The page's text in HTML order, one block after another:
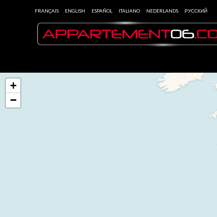
FRANÇAIS ENGLISH ESPAÑOL ITALIANO NEDERLANDS РУССКИЙ
+
−